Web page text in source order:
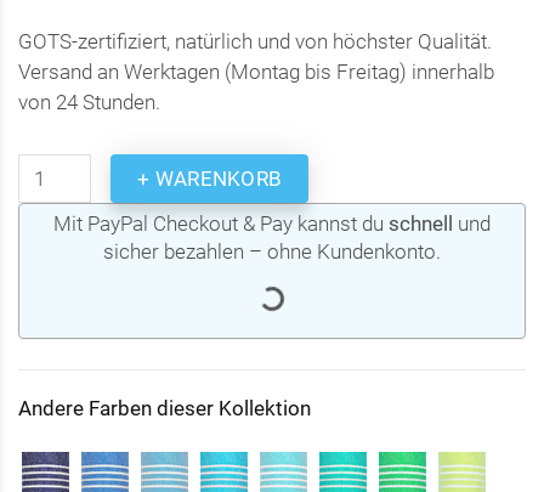
GOTS-zertifiziert, natürlich und von höchster Qualität.
Versand an Werktagen (Montag bis Freitag) innerhalb
von 24 Stunden.
+ WARENKORB
Mit PayPal Checkout & Pay kannst du schnell
und
sicher bezahlen – ohne Kundenkonto.
Andere Farben dieser Kollektion